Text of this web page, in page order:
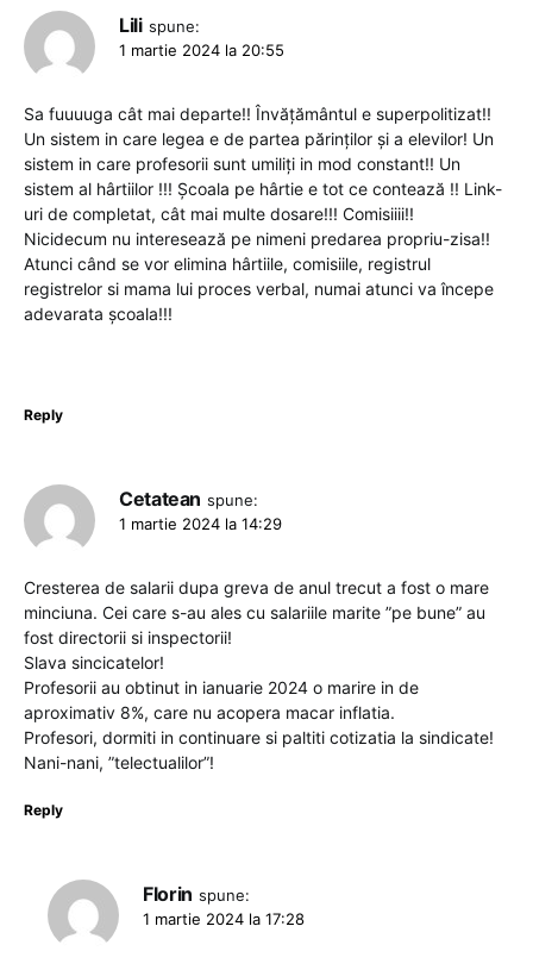
Lili spune:
1 martie 2024 la 20:55
Sa fuuuuga cât mai departe!! Învățământul e superpolitizat!!
Un sistem in care legea e de partea părinților și a elevilor! Un
sistem in care profesorii sunt umiliți in mod constant!! Un
sistem al hârtiilor !!! Școala pe hârtie e tot ce contează !! Link-
uri de completat, cât mai multe dosare!!! Comisiiii!!
Nicidecum nu interesează pe nimeni predarea propriu-zisa!!
Atunci când se vor elimina hârtiile, comisiile, registrul
registrelor si mama lui proces verbal, numai atunci va începe
adevarata școala!!!
Reply
Cetatean spune:
1 martie 2024 la 14:29
Cresterea de salarii dupa greva de anul trecut a fost o mare
minciuna. Cei care s-au ales cu salariile marite ”pe bune” au
fost directorii si inspectorii!
Slava sincicatelor!
Profesorii au obtinut in ianuarie 2024 o marire in de
aproximativ 8%, care nu acopera macar inflatia.
Profesori, dormiti in continuare si paltiti cotizatia la sindicate!
Nani-nani, ”telectualilor”!
Reply
Florin spune:
1 martie 2024 la 17:28